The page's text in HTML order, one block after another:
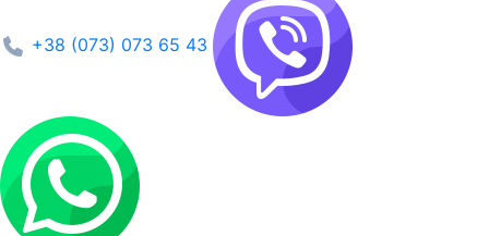
+38 (073) 073 65 43